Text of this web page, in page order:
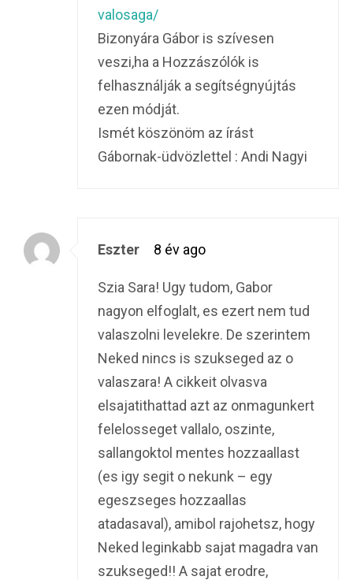
valosaga/
Bizonyára Gábor is szívesen
veszi,ha a Hozzászólók is
felhasználják a segítségnyújtás
ezen módját.
Ismét köszönöm az írást
Gábornak-üdvözlettel : Andi Nagyi
Eszter 8 év ago
Szia Sara! Ugy tudom, Gabor
nagyon elfoglalt, es ezert nem tud
valaszolni levelekre. De szerintem
Neked nincs is szukseged az o
valaszara! A cikkeit olvasva
elsajatithattad azt az onmagunkert
felelosseget vallalo, oszinte,
sallangoktol mentes hozzaallast
(es igy segit o nekunk – egy
egeszseges hozzaallas
atadasaval), amibol rajohetsz, hogy
Neked leginkabb sajat magadra van
szukseged!! A sajat erodre,